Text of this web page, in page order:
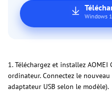
Windows
1. Téléchargez et installez
ordinateur. Connectez le nouveau
adaptateur USB selon le modèle).